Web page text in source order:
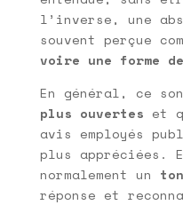
l’inverse, une
souvent perçue
voire une forme
En général, ce
plus ouvertes et
avis employés
plus appréciées.
normalement un
réponse et